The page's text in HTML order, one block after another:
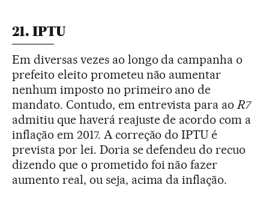
21. IPTU
Em diversas vezes ao longo da campanha o
prefeito eleito prometeu não aumentar
nenhum imposto no primeiro ano de
mandato. Contudo, em entrevista para aoR7
admitiu que haverá reajuste de acordo com a
inflação em 2017. A correção do IPTU é
prevista por lei. Doria se defendeu do recuo
dizendo que o prometido foi não fazer
aumento real, ou seja, acima da inflação.